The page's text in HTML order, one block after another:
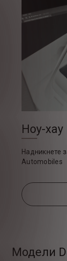
Ноу-хау
Надникнете
Automobiles
Модели